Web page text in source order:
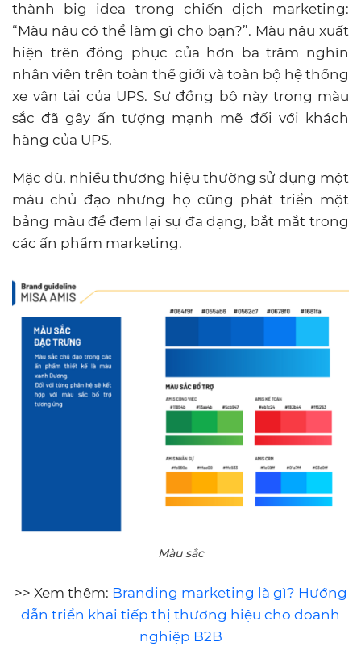
thành big idea trong chiến dịch marketing:
“Màu nâu có thể làm gì cho bạn?”. Màu nâu xuất
hiện trên đồng phục của hơn ba trăm nghìn
nhân viên trên toàn thế giới và toàn bộ hệ thống
xe vận tải của UPS. Sự đồng bộ này trong màu
sắc đã gây ấn tượng mạnh mẽ đối với khách
hàng của UPS.
Mặc dù, nhiều thương hiệu thường sử dụng một
màu chủ đạo nhưng họ cũng phát triển một
bảng màu để đem lại sự đa dạng, bắt mắt trong
các ấn phẩm marketing.
Màu sắc
>> Xem thêm: Branding marketing là gì? Hướng
dẫn triển khai tiếp thị thương hiệu cho doanh
nghiệp B2B